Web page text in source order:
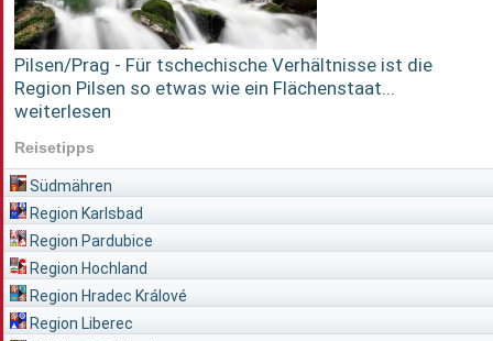
Pilsen/Prag - Für tschechische Verhältnisse ist die
Region Pilsen so etwas wie ein Flächenstaat...
weiterlesen
Reisetipps
Südmähren
Region Karlsbad
Region Pardubice
Region Hochland
Region Hradec Králové
Region Liberec